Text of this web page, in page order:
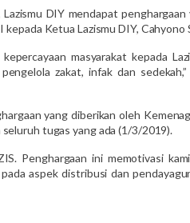
DIY mendapat penghargaan
Ketua Lazismu DIY, Cahyono
masyarakat kepada
zakat, infak dan
yang diberikan oleh
tugas yang ada (1/3/2019).
Penghargaan ini memotivasi
aspek distribusi dan